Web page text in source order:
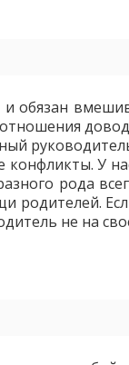
обязан
У
рода
родителей.
не на